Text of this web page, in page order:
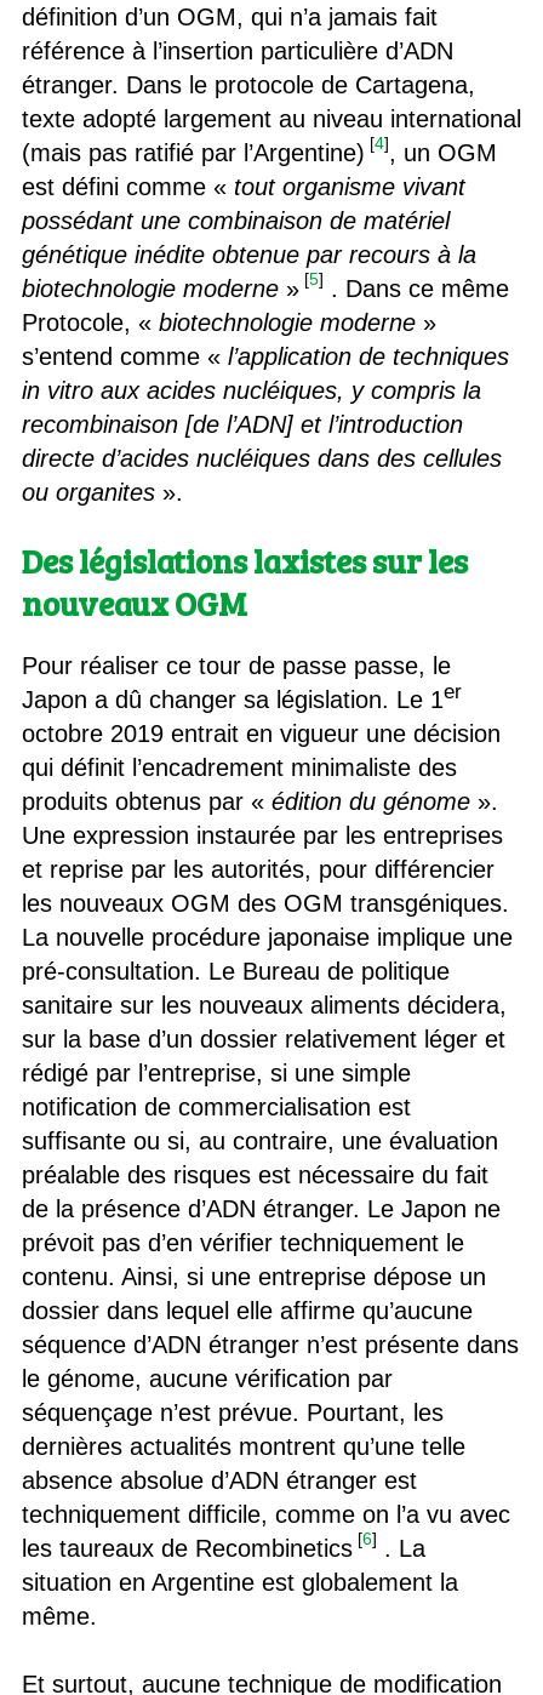
définition d’un OGM, qui n’a jamais fait
référence à l’insertion particulière d’ADN
étranger. Dans le protocole de Cartagena,
texte adopté largement au niveau international
(mais pas ratifié par l’Argentine) [4], un OGM
est défini comme « tout organisme vivant
possédant une combinaison de matériel
génétique inédite obtenue par recours à la
biotechnologie moderne» [5] . Dans ce même
Protocole, « biotechnologie moderne»
s’entend comme « l’application de techniques
in vitro aux acides nucléiques, y compris la
recombinaison [de l’ADN] et l’introduction
directe d’acides nucléiques dans des cellules
ou organites».
Des législations laxistes sur les
nouveaux OGM
Pour réaliser ce tour de passe passe, le
Japon a dû changer sa législation. Le 1er
octobre 2019 entrait en vigueur une décision
qui définit l’encadrement minimaliste des
produits obtenus par « édition du génome».
Une expression instaurée par les entreprises
et reprise par les autorités, pour différencier
les nouveaux OGM des OGM transgéniques.
La nouvelle procédure japonaise implique une
pré-consultation. Le Bureau de politique
sanitaire sur les nouveaux aliments décidera,
sur la base d’un dossier relativement léger et
rédigé par l’entreprise, si une simple
notification de commercialisation est
suffisante ou si, au contraire, une évaluation
préalable des risques est nécessaire du fait
de la présence d’ADN étranger. Le Japon ne
prévoit pas d’en vérifier techniquement le
contenu. Ainsi, si une entreprise dépose un
dossier dans lequel elle affirme qu’aucune
séquence d’ADN étranger n’est présente dans
le génome, aucune vérification par
séquençage n’est prévue. Pourtant, les
dernières actualités montrent qu’une telle
absence absolue d’ADN étranger est
techniquement difficile, comme on l’a vu avec
les taureaux de Recombinetics [6] . La
situation en Argentine est globalement la
même.
Et surtout, aucune technique de modification